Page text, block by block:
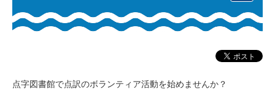
点字図書館で点訳のボランティア活動を始めませんか？